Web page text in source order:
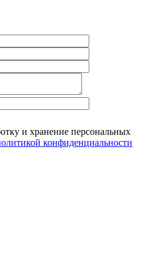
и хранение персональных
конфиденциальности